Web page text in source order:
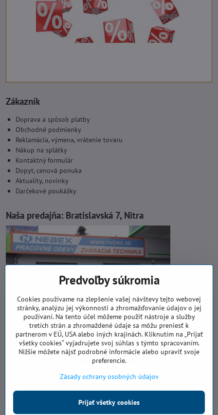
Zákazník
Doprava a spôsob platby
Obchodné podmienky
Reklamácia, výmena, vrátenie tovaru
Nákup na splátky
Kontaktný formulár
Dopyt, cenová ponuka
Aktuality, novinky
Darčekové poukážky
Naša predajňa: Bratislavská 7, Nitra
©2026Copyright
Predvoľby súkromiaZásady ochrany osobných údajov
Predvoľby súkromia
Cookies používame na zlepšenie vašej návštevy tejto webovej
stránky, analýzu jej výkonnosti a zhromažďovanie údajov o jej
používaní. Na tento účel môžeme použiť nástroje a služby
tretích strán a zhromaždené údaje sa môžu preniesť k
partnerom v EÚ, USA alebo iných krajinách. Kliknutím na „Prijať
všetky cookies“ vyjadrujete svoj súhlas s týmto spracovaním.
Nižšie môžete nájsť podrobné informácie alebo upraviť svoje
preferencie.
Zásady ochrany osobných údajov
Prijať všetky cookies